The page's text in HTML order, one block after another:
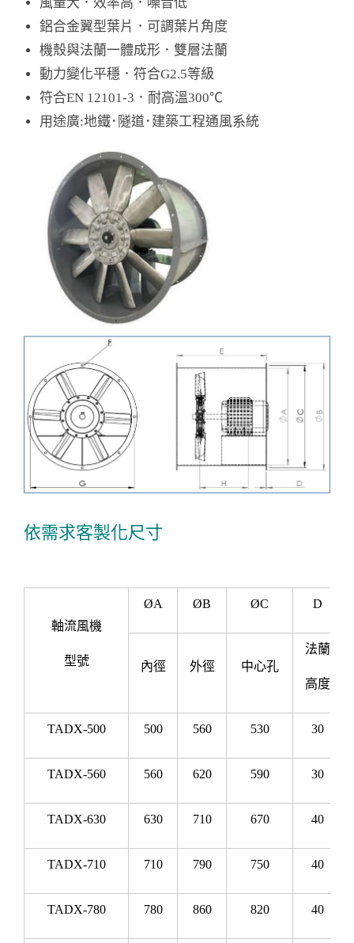
鋁合金翼型葉片．可調葉片角度
機殼與法蘭一體成形．雙層法蘭
動力變化平穩．符合G2.5等級
符合EN 12101-3．耐高溫300℃
用途廣:地鐵･隧道･建築工程通風系統
依需求客製化尺寸
軸流風機
型號
ØA ØB ØC D
內徑 外徑 中心孔
法蘭
高度
TADX-500 500 560 530 30
TADX-560 560 620 590 30
TADX-630 630 710 670 40
TADX-710 710 790 750 40
TADX-780 780 860 820 40